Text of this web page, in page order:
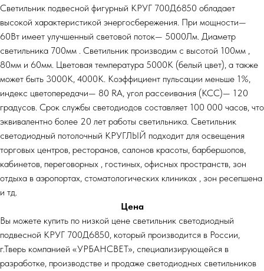
Светильник подвесной фигурный КРУГ 700Д6850 обладает
высокой характеристикой энергосбережения. При мощности—
60Вт имеет улучшенный световой поток— 5000Лм. Диаметр
светильника 700мм . Светильник производим с высотой 100мм ,
80мм и 60мм. Цветовая температура 5000К (белый цвет), а также
может быть 3000К, 4000К. Коэффициент пульсации меньше 1%,
индекс цветопередачи— 80 RA, угол рассеивания (КСС)— 120
градусов. Срок службы светодиодов составляет 100 000 часов, что
эквивалентно более 20 лет работы светильника. Светильник
светодиодный потолочный КРУГЛЫЙ подходит для освещения
торговых центров, ресторанов, салонов красоты, барбершопов,
кабинетов, переговорных , гостиных, офисных пространств, зон
отдыха в аэропортах, стоматологических клиниках , зон ресепшена
и тд.
Цена
Вы можете купить по низкой цене светильник светодиодный
подвесной КРУГ 700Д6850, который производится в России,
г.Тверь компанией «УРБАНСВЕТ», специализирующейся в
разработке, производстве и продаже светодиодных светильников